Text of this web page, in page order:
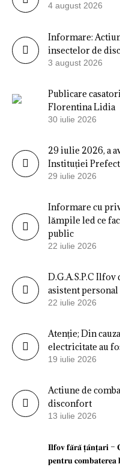
4 august 2026
Informare:
insectelor de
3 august 2026
Publicare
Florentina Lidia
30 iulie 2026
29 iulie 2026, a
Instituției
29 iulie 2026
Informare cu
lămpile led ce
public
22 iulie 2026
D.G.A.S.P.C
asistent personal
22 iulie 2026
Atenție; Din
electricitate au
19 iulie 2026
Actiune de
disconfort
13 iulie 2026
𝐈𝐥𝐟𝐨𝐯 𝐟𝐚̆𝐫𝐚̆ 𝐭̦𝐚̂𝐧𝐭̦𝐚𝐫𝐢 –
𝐩𝐞𝐧𝐭𝐫𝐮